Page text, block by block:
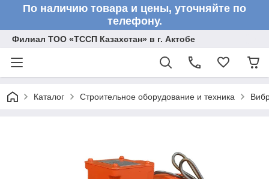
По наличию товара и цены, уточняйте по
телефону.
Филиал ТОО «ТССП Казахстан» в г. Актобе
Каталог Строительное оборудование и техника